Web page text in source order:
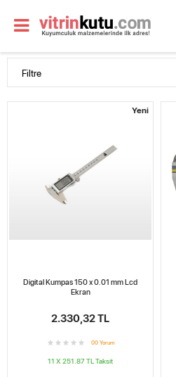
Filtre
Yeni
Digital Kumpas 150 x 0.01 mm Lcd
Ekran
2.330,32 TL
00 Yorum
11 X 251.87 TL Taksit